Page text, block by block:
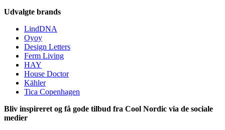
Udvalgte brands
LindDNA
Oyoy
Design Letters
Ferm Living
HAY
House Doctor
Kähler
Tica Copenhagen
Bliv inspireret og få gode tilbud fra Cool Nordic via de sociale
medier